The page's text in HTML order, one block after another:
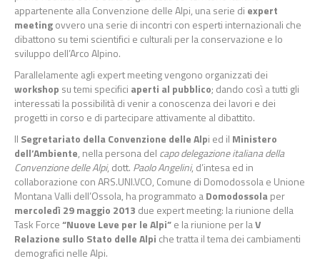
appartenente alla Convenzione delle Alpi, una serie di expert
meetingovvero una serie di incontri con esperti internazionali che
dibattono su temi scientifici e culturali per la conservazione e lo
sviluppo dell’Arco Alpino.
Parallelamente agli expert meeting vengono organizzati dei
workshop su temi specifici aperti al pubblico; dando così a tutti gli
interessati la possibilità di venir a conoscenza dei lavori e dei
progetti in corso e di partecipare attivamente al dibattito.
Il Segretariato della Convenzione delle Alpi ed il Ministero
dell’Ambiente, nella persona del capo delegazione italiana della
Convenzione delle Alpi, dott. Paolo Angelini, d’intesa ed in
collaborazione con ARS.UNI.VCO, Comune di Domodossola e Unione
Montana Valli dell’Ossola, ha programmato aDomodossolaper
mercoledì 29 maggio 2013 due expert meeting: la riunione della
Task Force“Nuove Leve per le Alpi”e la riunione per laV
Relazione sullo Stato delle Alpi che tratta il tema dei cambiamenti
demografici nelle Alpi.